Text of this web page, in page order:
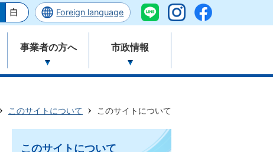
Foreign language
事業者の方へ 市政情報
このサイトについて このサイトについて
このサイトについて